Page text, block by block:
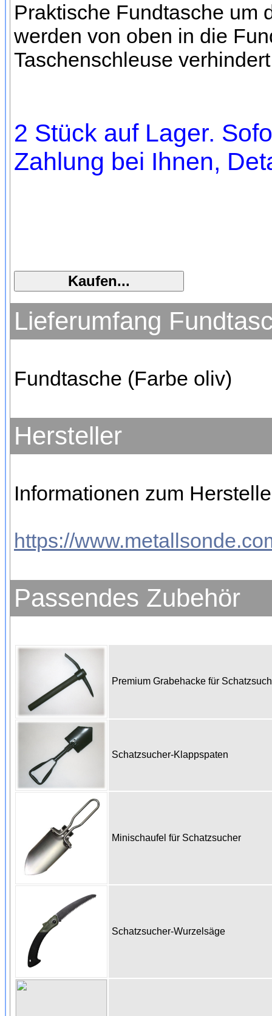
Praktische Fundtasche um
werden von oben in die
Taschenschleuse
2 Stück auf Lager.
Zahlung bei Ihnen,
Lieferumfang
Fundtasche (Farbe oliv)
Hersteller
Informationen zum
https://
Passendes Zubehör
Premium Grabehacke für
Schatzsucher-Klappspaten
Minischaufel für Schatzsucher
Schatzsucher-Wurzelsäge